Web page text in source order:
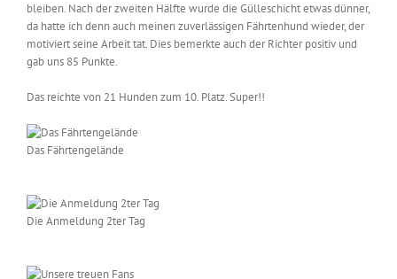
bleiben. Nach der zweiten Hälfte wurde die Gülleschicht etwas dünner,
da hatte ich denn auch meinen zuverlässigen Fährtenhund wieder, der
motiviert seine Arbeit tat. Dies bemerkte auch der Richter positiv und
gab uns 85 Punkte.
Das reichte von 21 Hunden zum 10. Platz. Super!!
Das Fährtengelände
Die Anmeldung 2ter Tag